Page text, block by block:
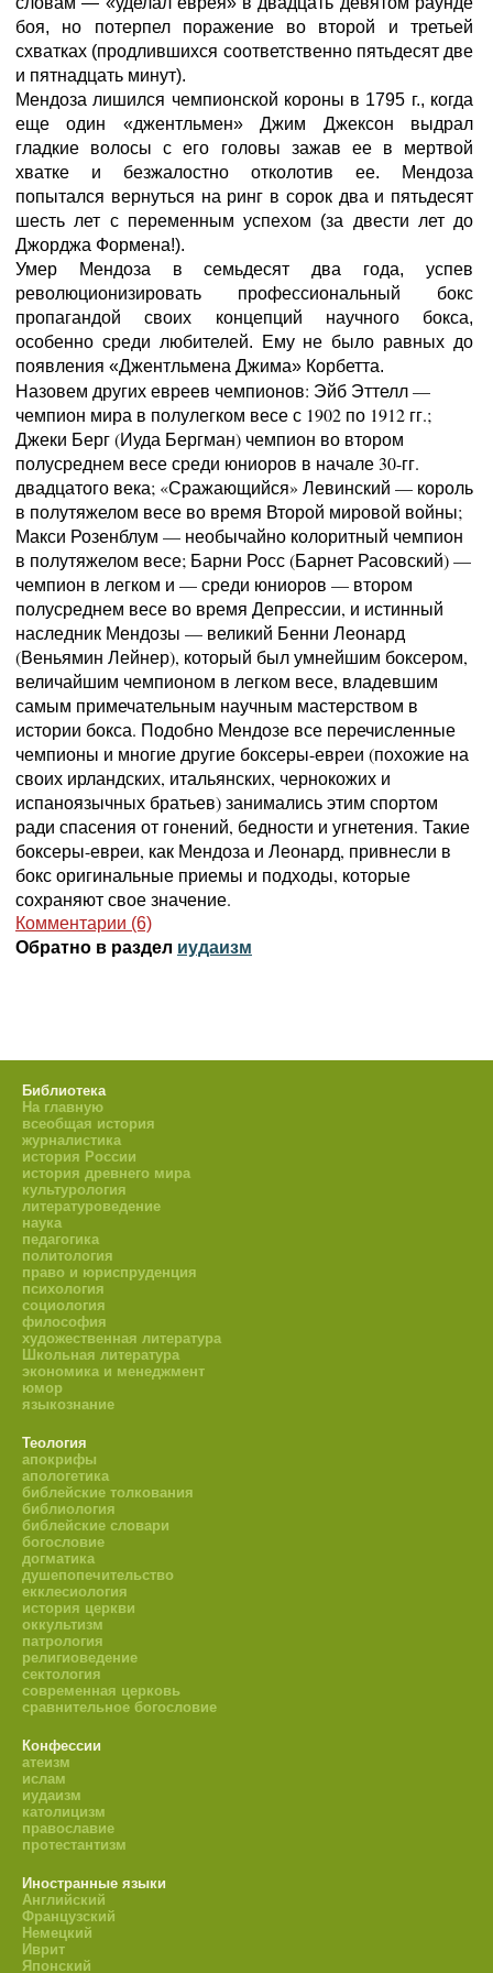
боя, но потерпел поражение во второй и третьей
схватках (продлившихся соответственно пятьдесят две
и пятнадцать минут).
Мендоза лишился чемпионской короны в 1795 г., когда
еще один «джентльмен» Джим Джексон выдрал
гладкие волосы с его головы зажав ее в мертвой
хватке и безжалостно отколотив ее. Мендоза
попытался вернуться на ринг в сорок два и пятьдесят
шесть лет с переменным успехом (за двести лет до
Джорджа Формена!).
Умер Мендоза в семьдесят два года, успев
революционизировать профессиональный бокс
пропагандой своих концепций научного бокса,
особенно среди любителей. Ему не было равных до
появления «Джентльмена Джима» Корбетта.
Назовем других евреев чемпионов: Эйб Эттелл —
чемпион мира в полулегком весе с 1902 по 1912 гг.;
Джеки Берг (Иуда Бергман) чемпион во втором
полусреднем весе среди юниоров в начале 30-гг.
двадцатого века; «Сражающийся» Левинский — король
в полутяжелом весе во время Второй мировой войны;
Макси Розенблум — необычайно колоритный чемпион
в полутяжелом весе; Барни Росс (Барнет Расовский) —
чемпион в легком и — среди юниоров — втором
полусреднем весе во время Депрессии, и истинный
наследник Мендозы — великий Бенни Леонард
(Веньямин Лейнер), который был умнейшим боксером,
величайшим чемпионом в легком весе, владевшим
самым примечательным научным мастерством в
истории бокса. Подобно Мендозе все перечисленные
чемпионы и многие другие боксеры-евреи (похожие на
своих ирландских, итальянских, чернокожих и
испаноязычных братьев) занимались этим спортом
ради спасения от гонений, бедности и угнетения. Такие
боксеры-евреи, как Мендоза и Леонард, привнесли в
бокс оригинальные приемы и подходы, которые
сохраняют свое значение.
Комментарии (6)
Обратно в раздел иудаизм
Библиотека
На главную
всеобщая история
журналистика
история России
история древнего мира
культурология
литературоведение
наука
педагогика
политология
право и юриспруденция
психология
социология
философия
художественная литература
Школьная литература
экономика и менеджмент
юмор
языкознание
Теология
апокрифы
апологетика
библейские толкования
библиология
библейские словари
богословие
догматика
душепопечительство
екклесиология
история церкви
оккультизм
патрология
религиоведение
сектология
современная церковь
сравнительное богословие
Конфессии
атеизм
ислам
иудаизм
католицизм
православие
протестантизм
Иностранные языки
Английский
Французский
Немецкий
Иврит
Японский